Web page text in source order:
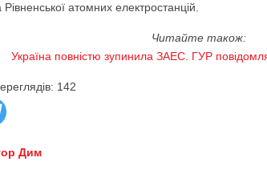
атомних електростанцій.
Читайте також:
Україна повністю зупинила ЗАЕС. ГУР
142
Дим